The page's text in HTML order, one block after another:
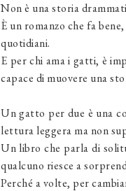
Non è una storia
È un romanzo che fa
quotidiani.
E per chi ama i gatti, è
capace di muovere una
Un gatto per due è una
lettura leggera ma non
Un libro che parla di
qualcuno riesce a
Perché a volte, per